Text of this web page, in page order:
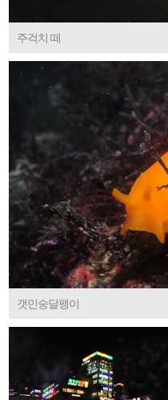
주걱치 떼
갯민숭달팽이